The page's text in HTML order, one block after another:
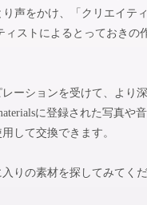
声をかけ、「クリエイテ
ストによるとっておきの
ーションを受けて、より
に登録された写真や
して交換できます。
りの素材を探してみてく